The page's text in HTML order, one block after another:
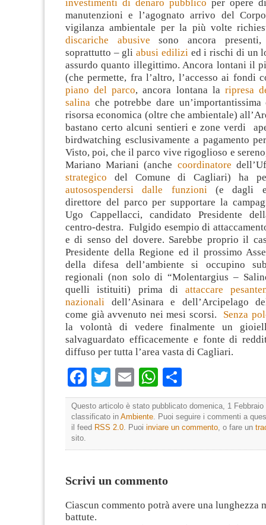
investimenti di denaro pubblico per opere
manutenzioni e l’agognato arrivo del
vigilanza ambientale per la più volte
discariche abusive sono ancora
soprattutto – gliabusi edilizied i rischi di un
assurdo quanto illegittimo. Ancora lontani il
(che permette, fra l’altro, l’accesso ai fondi
piano del parco, ancora lontana la ripresa
salina che potrebbe dare un’importantissima
risorsa economica (oltre che ambientale)
bastano certo alcuni sentieri e zone verdi
birdwatching esclusivamente a pagamento
Visto, poi, che il parco vive rigoglioso e
Mariano Mariani (anche coordinatore
strategico del Comune di Cagliari) ha
autosospendersi dalle funzioni(e dagli
direttore del parco per supportare la
Ugo Cappellacci, candidato Presidente
centro-destra. Fulgido esempio di
e di senso del dovere. Sarebbe proprio il
Presidente della Regione ed il prossimo
della difesa dell’ambiente si occupino
regionali (non solo di “Molentargius –
quelli istituiti) prima diattaccare
nazionali dell’Asinara e dell’Arcipelago
come già avvenuto nei mesi scorsi. Senza
la volontà di vedere finalmente un
salvaguardato efficacemente e fonte di
diffuso per tutta l’area vasta di Cagliari.
Facebook
TwitterEmailWhatsApp
Questo articolo è stato pubblicato domenica, 1 Febbraio
classificato in Ambiente . Puoi seguire i commenti a
il feed RSS 2.0 . Puoi inviare un commento , o fare un
sito.
Scrivi un commento
Ciascun commento potrà avere una lunghezza
battute.